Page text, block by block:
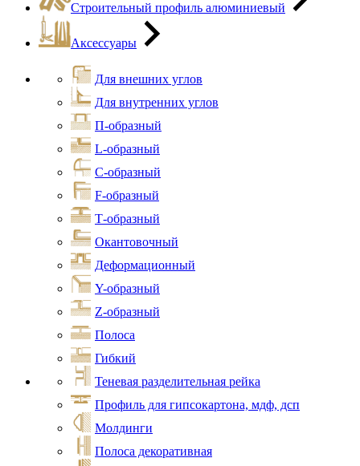
Строительный профиль алюминиевый
Аксессуары
Для внешних углов
Для внутренних углов
П-образный
L-образный
С-образный
F-образный
Т-образный
Окантовочный
Деформационный
Y-образный
Z-образный
Полоса
Гибкий
Теневая разделительная рейка
Профиль для гипсокартона, мдф, дсп
Молдинги
Полоса декоративная